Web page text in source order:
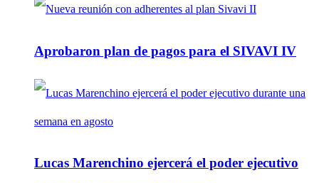
Aprobaron plan de pagos para el SIVAVI IV
Lucas Marenchino ejercerá el poder ejecutivo